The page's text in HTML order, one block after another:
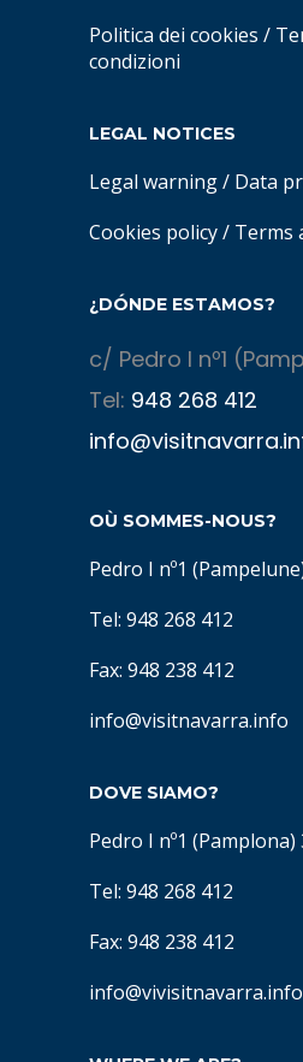
Politica dei cookies /
condizioni
LEGAL NOTICES
Legal warning/ Data
Cookies policy/ Terms
¿DÓNDE ESTAMOS?
c/ Pedro I nº1
Tel: 948 268 412
OÙ SOMMES-NOUS?
Pedro I nº1
Tel: 948 268 412
Fax: 948 238 412
info@visitnavarra.info
DOVE SIAMO?
Pedro I nº1 (Pamplona)
Tel: 948 268 412
Fax: 948 238 412
info@vivisitnavarra.info